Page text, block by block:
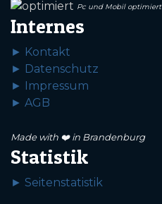
Pc und Mobil optimiert
Internes
► Kontakt
► Datenschutz
► Impressum
► AGB
Made with ❤️ in Brandenburg
Statistik
► Seitenstatistik